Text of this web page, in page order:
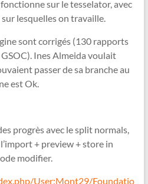
sur le tesselator, avec
lesquelles on travaille.
sont corrigés (130 rapports
Ines Almeida voulait
passer de sa branche au
est Ok.
progrès avec le split normals,
+ preview + store in
modifier.
User:Mont29/Foundatio